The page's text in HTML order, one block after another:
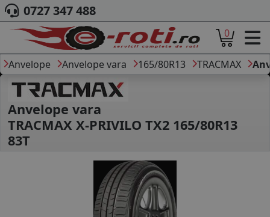
ACASA
DESPRE NOI
ANVELOPE
AUTO
CAMION
MOTO
DIMENSIUNI
PRODUCATORI ANVELOPE
MARCA AUTO
BLOG
0727 347 488
0
Anvelope Anvelope vara 165/80R13 TRACMAX
Anvelope vara
TRACMAX X-PRIVILO TX2 165/80R13
83T